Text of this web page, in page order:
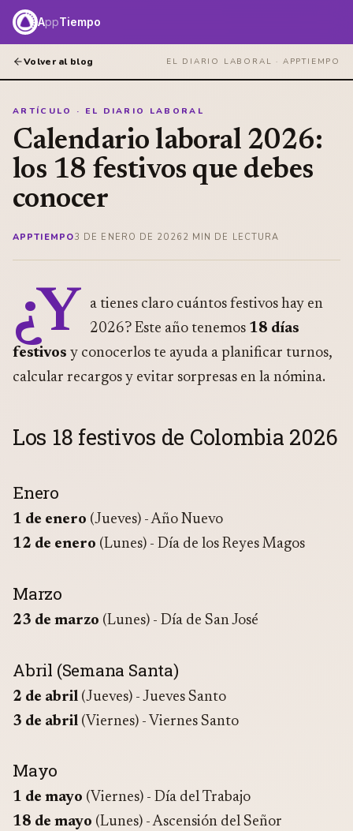
AppTiempo
Volver al blog EL DIARIO LABORAL · APPTIEMPO
ARTÍCULO · EL DIARIO LABORAL
Calendario laboral 2026:
los 18 festivos que debes
conocer
APPTIEMPO3 DE ENERO DE 2026 2 MIN DE LECTURA
¿Y
a tienes claro cuántos festivos hay en
2026? Este año tenemos 18 días
festivos y conocerlos te ayuda a planificar turnos,
calcular recargos y evitar sorpresas en la nómina.
Los 18 festivos de Colombia 2026
Enero
1 de enero (Jueves) - Año Nuevo
12 de enero (Lunes) - Día de los Reyes Magos
Marzo
23 de marzo (Lunes) - Día de San José
Abril (Semana Santa)
2 de abril (Jueves) - Jueves Santo
3 de abril (Viernes) - Viernes Santo
Mayo
1 de mayo (Viernes) - Día del Trabajo
18 de mayo (Lunes) - Ascensión del Señor